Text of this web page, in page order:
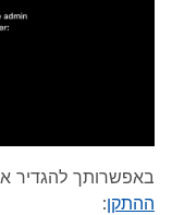
באפשרותך
ההתקן: